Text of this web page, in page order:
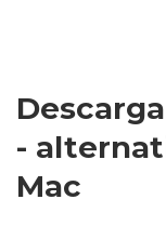
-
Mac